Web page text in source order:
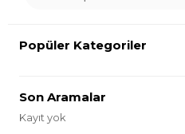
© 2026Loccomoda.com
Popüler Kategoriler
Son Aramalar
Kayıt yok